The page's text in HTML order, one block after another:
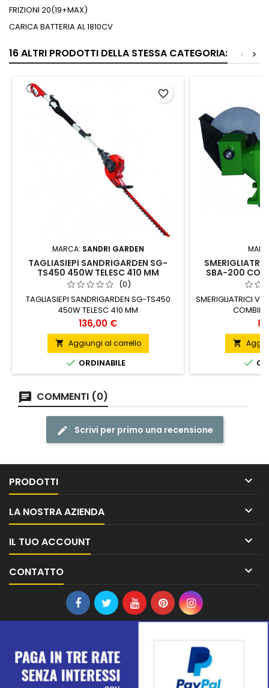
FRIZIONI 20(19+MAX)
CARICA BATTERIA AL 1810CV
16 ALTRI PRODOTTI DELLA STESSA CATEGORIA: >
<
MARCA: SANDRI GARDEN
TAGLIASIEPI SANDRIGARDEN SG-
TS450 450W TELESC 410 MM
(0)
TAGLIASIEPI SANDRIGARDEN SG-TS450
450W TELESC 410 MM
Prezzo
136,00 €
 Aggiungi al carrello
 ORDINABILE
favorite_border
SBA-200
SMERIGLIATRICI


COMMENTI (0)
Scrivi per primo una recensione
PRODOTTI 
LA NOSTRA AZIENDA 
IL TUO ACCOUNT 
CONTATTO 